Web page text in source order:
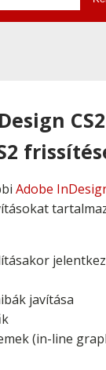
Adobe
javítása
(in-line